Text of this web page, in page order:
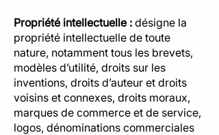
Propriété intellectuelle : désigne la
propriété intellectuelle de toute
nature, notamment tous les brevets,
modèles d’utilité, droits sur les
inventions, droits d’auteur et droits
voisins et connexes, droits moraux,
marques de commerce et de service,
logos, dénominations commerciales